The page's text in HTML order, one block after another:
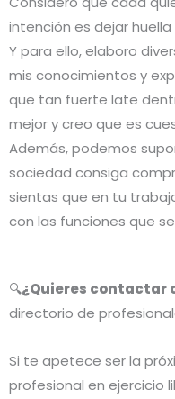
intención es dejar
Y para ello, elaboro
mis conocimientos y
que tan fuerte late
mejor y creo que es
Además, podemos
sociedad consiga
sientas que en tu
con las funciones que
🔍¿Quieres contactar
directorio de
Si te apetece ser la
profesional en ejercicio